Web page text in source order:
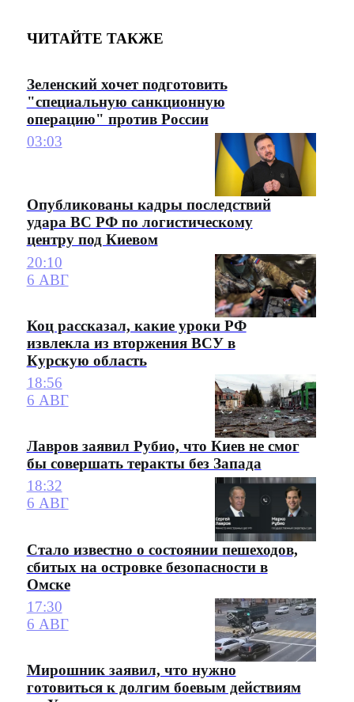
ЧИТАЙТЕ ТАКЖЕ
Зеленский хочет подготовить
"специальную санкционную
операцию" против России
03:03
Опубликованы кадры последствий
удара ВС РФ по логистическому
центру под Киевом
20:10
6 АВГ
Коц рассказал, какие уроки РФ
извлекла из вторжения ВСУ в
Курскую область
18:56
6 АВГ
Лавров заявил Рубио, что Киев не смог
бы совершать теракты без Запада
18:32
6 АВГ
Стало известно о состоянии пешеходов,
сбитых на островке безопасности в
Омске
17:30
6 АВГ
Мирошник заявил, что нужно
готовиться к долгим боевым действиям